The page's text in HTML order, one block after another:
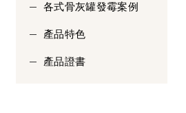
各式骨灰罐發霉案例
產品特色
產品證書